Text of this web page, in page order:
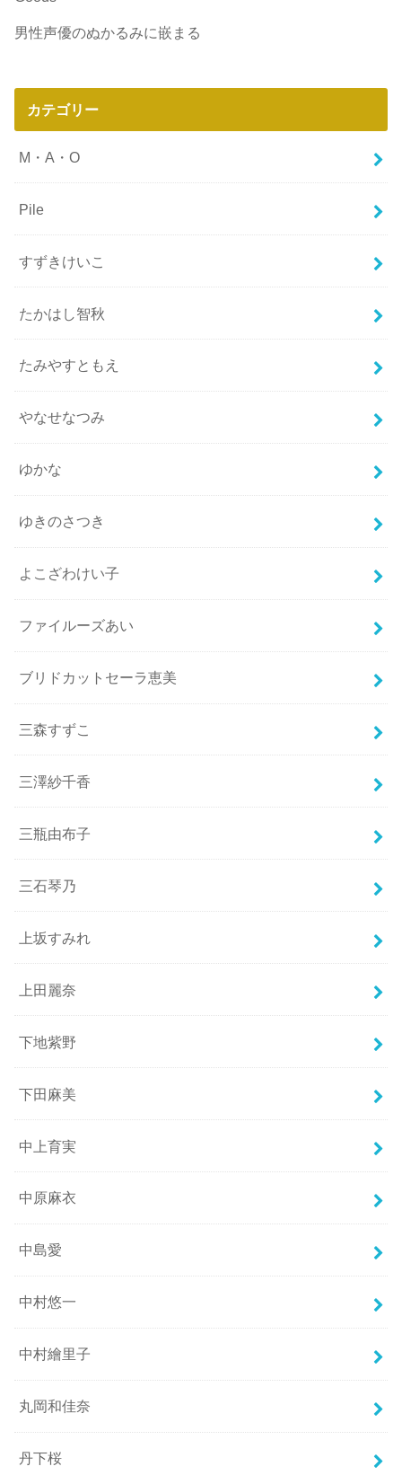
男性声優のぬかるみに嵌まる
カテゴリー
M・A・O
Pile
すずきけいこ
たかはし智秋
たみやすともえ
やなせなつみ
ゆかな
ゆきのさつき
よこざわけい子
ファイルーズあい
ブリドカットセーラ恵美
三森すずこ
三澤紗千香
三瓶由布子
三石琴乃
上坂すみれ
上田麗奈
下地紫野
下田麻美
中上育実
中原麻衣
中島愛
中村悠一
中村繪里子
丸岡和佳奈
丹下桜